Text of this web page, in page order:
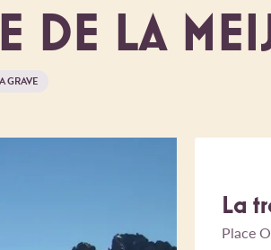
DE LA
GRAVE
La
Place